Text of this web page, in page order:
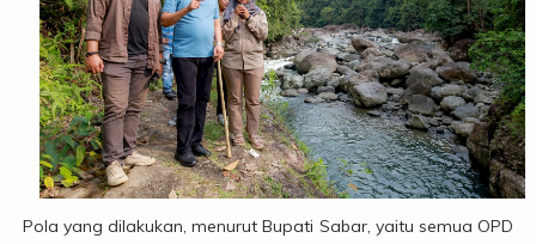
Pola yang dilakukan, menurut Bupati Sabar, yaitu semua OPD